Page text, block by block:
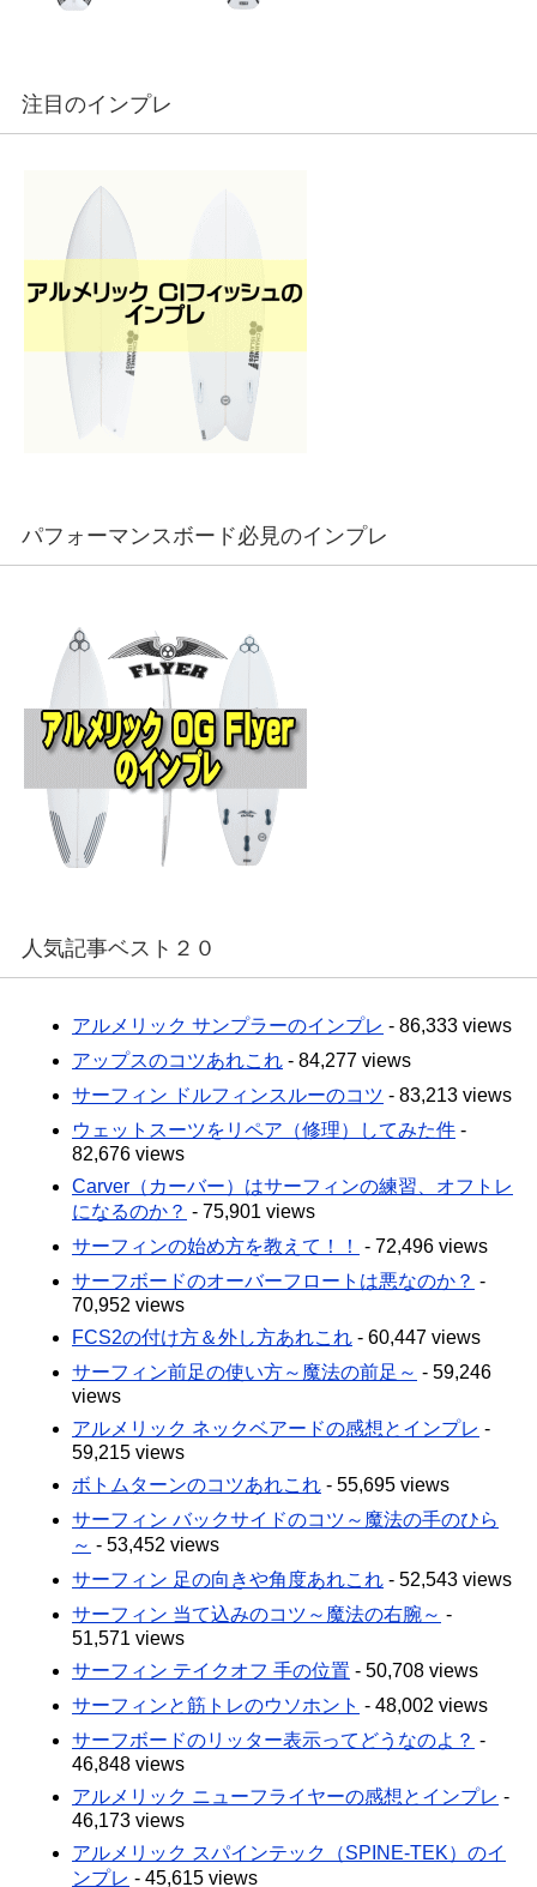
注目のインプレ
パフォーマンスボード必見のインプレ
人気記事ベスト２０
アルメリック サンプラーのインプレ - 86,333 views
アップスのコツあれこれ - 84,277 views
サーフィン ドルフィンスルーのコツ - 83,213 views
ウェットスーツをリペア（修理）してみた件 -
82,676 views
Carver（カーバー）はサーフィンの練習、オフトレ
になるのか？ - 75,901 views
サーフィンの始め方を教えて！！
- 72,496 views
サーフボードのオーバーフロートは悪なのか？ -
70,952 views
FCS2の付け方＆外し方あれこれ - 60,447 views
サーフィン前足の使い方～魔法の前足～ - 59,246
views
アルメリック ネックベアードの感想とインプレ -
59,215 views
ボトムターンのコツあれこれ - 55,695 views
サーフィン バックサイドのコツ～魔法の手のひら
～ - 53,452 views
サーフィン 足の向きや角度あれこれ - 52,543 views
サーフィン 当て込みのコツ～魔法の右腕～ -
51,571 views
サーフィン テイクオフ 手の位置 - 50,708 views
サーフィンと筋トレのウソホント - 48,002 views
サーフボードのリッター表示ってどうなのよ？ -
46,848 views
アルメリック ニューフライヤーの感想とインプレ -
46,173 views
アルメリック スパインテック（SPINE-TEK）のイ
ンプレ - 45,615 views